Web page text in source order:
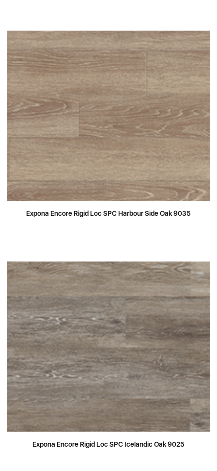
Expona Encore Rigid Loc SPC Harbour Side Oak 9035
Expona Encore Rigid Loc SPC Icelandic Oak 9025